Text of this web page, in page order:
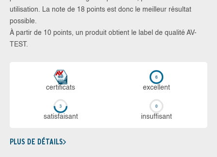
utilisation. La note de 18 points est donc le meilleur résultat
possible.
À partir de 10 points, un produit obtient le label de qualité AV-
TEST.
certi­ficats ex­cellent
sa­tis­fai­sant in­suf­fi­sant
PLUS DE DÉTAILS